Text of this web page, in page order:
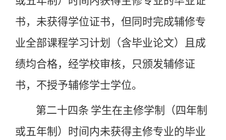
书，未获得学位证书，但同时完成辅修专
业全部课程学习计划（含毕业论文）且成
绩均合格，经学校审核，只颁发辅修证
书，不授予辅修学士学位。
第二十四条 学生在主修学制（四年制
或五年制）时间内未获得主修专业的毕业